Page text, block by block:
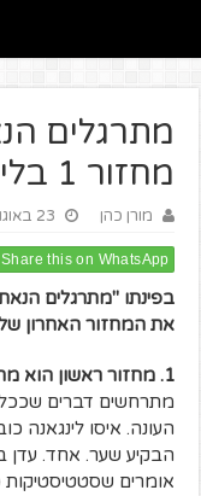
מתרגלים
מחזור 1 בליגת העל לכדורגל
מורן כהן 23 באוגוסט 2016
Share this on WhatsApp
בפינתו "מתרגלים
את המחזור האחרון
1. מחזור ראשון הוא מחזור של סטיית תקן.
מתרחשים דברים
העונה. איסו לינגאנה
הבקיע שער. אחד. עדן
אומרים שסטטיסטיקות